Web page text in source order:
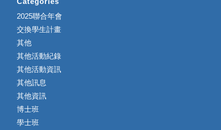
2025聯合年會
交換學生計畫
其他
其他活動紀錄
其他活動資訊
其他訊息
其他資訊
博士班
學士班